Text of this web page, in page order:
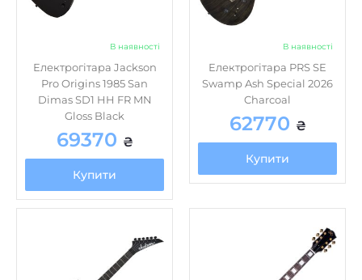
В наявності
Pro Plus Series Soloist
SLA2 FR EB Gloss Black
21350₴